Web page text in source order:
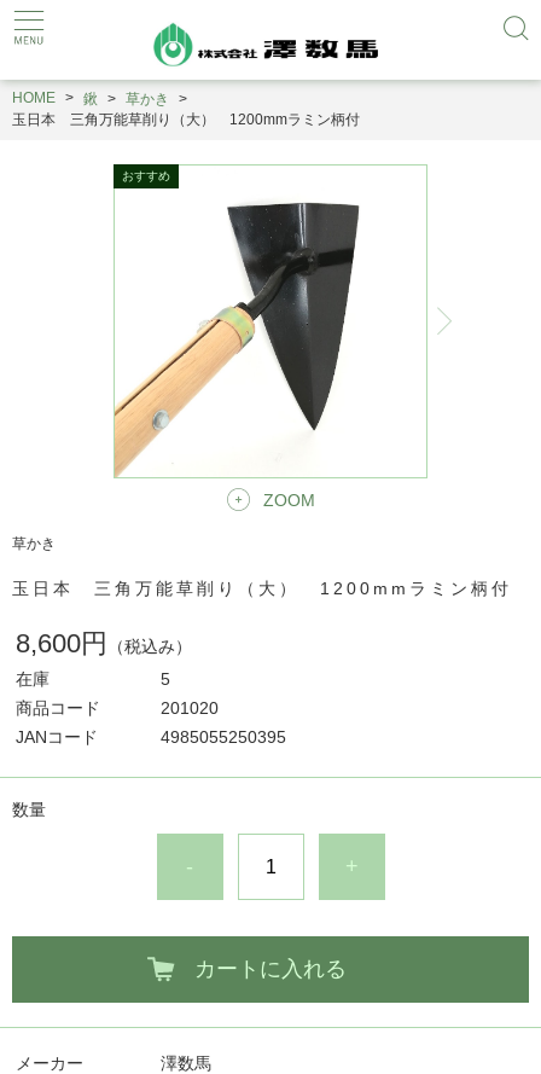
HOME 鍬
草かき
玉日本 三角万能草削り（大） 1200mmラミン柄付
ZOOM
草かき
玉日本 三角万能草削り（大） 1200mmラミン柄付
8,600円
（税込み）
在庫
5
商品コード
201020
JANコード
4985055250395
数量
- +
カートに入れる
メーカー
澤数馬